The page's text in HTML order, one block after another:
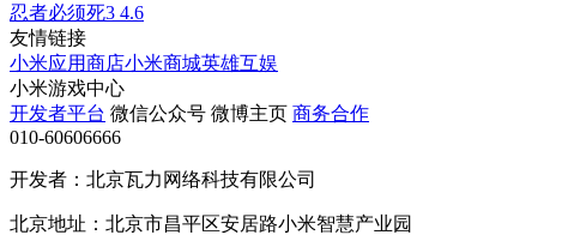
忍者必须死3 4.6
友情链接
小米应用商店小米商城英雄互娱
小米游戏中心
开发者平台 微信公众号 微博主页 商务合作
010-60606666
开发者：北京瓦力网络科技有限公司
北京地址：北京市昌平区安居路小米智慧产业园